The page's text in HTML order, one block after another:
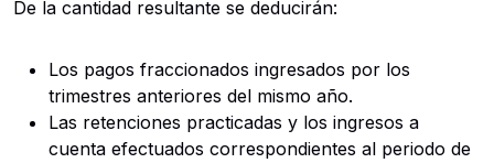
De la cantidad resultante se deducirán:
Los pagos fraccionados ingresados por los
trimestres anteriores del mismo año.
Las retenciones practicadas y los ingresos a
cuenta efectuados correspondientes al periodo de